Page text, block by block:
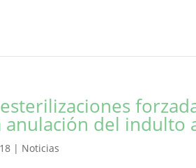
anulación del indulto
| Noticias